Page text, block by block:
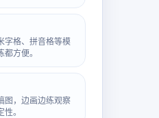
字格、拼音格等模
方便。
图，边画边练观察
。